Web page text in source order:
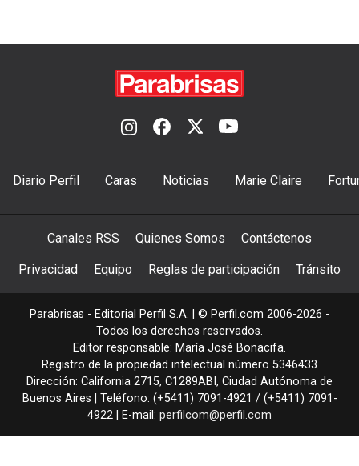
Diario Perfil Caras Noticias Marie Claire
Canales RSS Quienes Somos Contáctenos
Privacidad Equipo Reglas de participación Tránsito
Parabrisas - Editorial Perfil S.A. | © Perfil.com 2006-2026 -
Todos los derechos reservados.
Editor responsable: María José Bonacifa.
Registro de la propiedad intelectual número 5346433
Dirección: California 2715, C1289ABI , Ciudad Autónoma de
Buenos Aires | Teléfono: (+5411) 7091-4921 / (+5411) 7091-
4922 | E-mail: perfilcom@perfil.com